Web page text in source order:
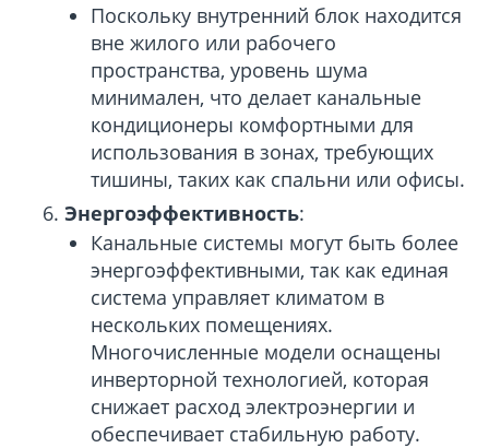
Поскольку внутренний блок находится
вне жилого или рабочего
пространства, уровень шума
минимален, что делает канальные
кондиционеры комфортными для
использования в зонах, требующих
тишины, таких как спальни или офисы.
Энергоэффективность:
Канальные системы могут быть более
энергоэффективными, так как единая
система управляет климатом в
нескольких помещениях.
Многочисленные модели оснащены
инверторной технологией, которая
снижает расход электроэнергии и
обеспечивает стабильную работу.